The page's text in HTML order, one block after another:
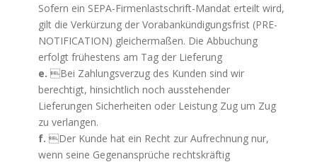
Sofern ein SEPA-Firmenlastschrift-Mandat erteilt wird,
gilt die Verkürzung der Vorabankündigungsfrist (PRE-
NOTIFICATION) gleichermaßen. Die Abbuchung
erfolgt frühestens am Tag der Lieferung
e. Bei Zahlungsverzug des Kunden sind wir
berechtigt, hinsichtlich noch ausstehender
Lieferungen Sicherheiten oder Leistung Zug um Zug
zu verlangen.
f. Der Kunde hat ein Recht zur Aufrechnung nur,
wenn seine Gegenansprüche rechtskräftig